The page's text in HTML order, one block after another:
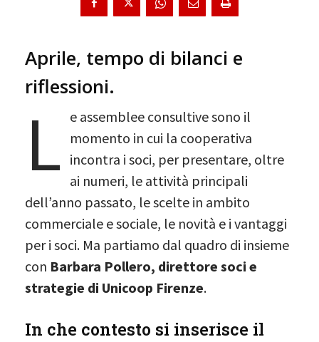
Aprile, tempo di bilanci e
riflessioni.
L e assemblee consultive sono il
momento in cui la cooperativa
incontra i soci, per presentare, oltre
ai numeri, le attività principali
dell’anno passato, le scelte in ambito
commerciale e sociale, le novità e i vantaggi
per i soci. Ma partiamo dal quadro di insieme
con Barbara Pollero, direttore soci e
strategie di Unicoop Firenze.
In che contesto si inserisce il